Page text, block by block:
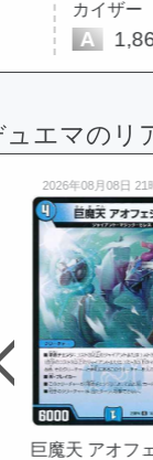
カイザー
1,860円
ュエマのリ
2026年08月08日 21
巨魔天 アオフ